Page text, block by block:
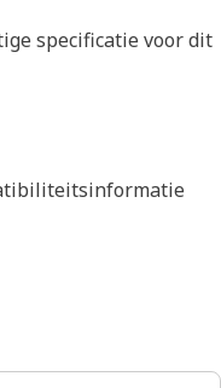
specificatie voor dit